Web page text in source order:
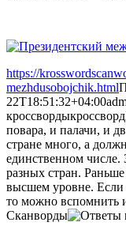
https://
mezhdusobojchik.html
22T18:51:32+04:00
кроссвордыкроссворд
повара, и палачи, и
стране много, а
единственном числе.
разных стран. Раньше
высшем уровне. Если
то можно вспомнить
Сканворды